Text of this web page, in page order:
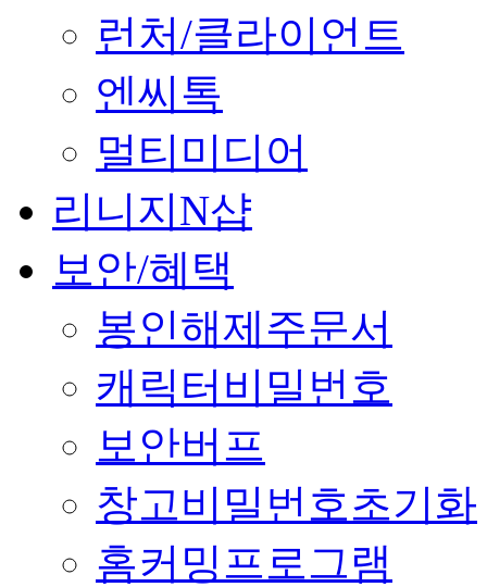
런처/클라이언트
엔씨톡
멀티미디어
리니지N샵
보안/혜택
봉인해제주문서
캐릭터비밀번호
보안버프
창고비밀번호초기화
홈커밍프로그램